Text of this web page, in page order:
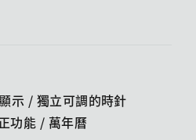
示 / ​​獨立可調的時針
功能 / 萬年曆